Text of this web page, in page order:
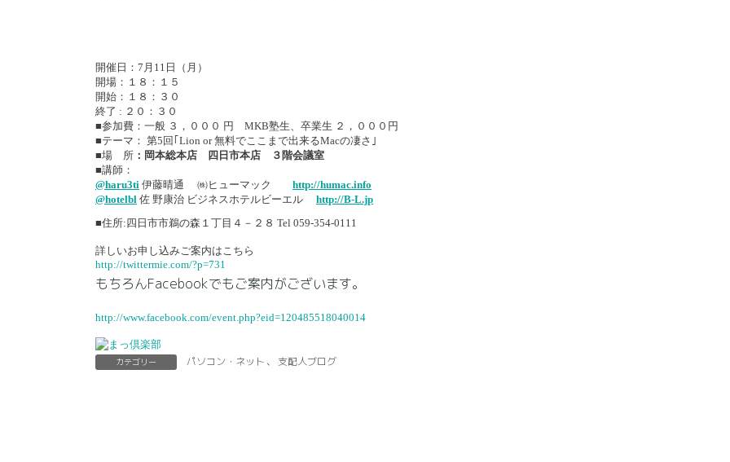
開催日：7月11日（月）
開場：１８：１５
開始：１８：３０
終了 : ２０：３０
■参加費：一般 ３，０００ 円 MKB塾生、卒業生 ２，０００円
■テーマ： 第5回｢Lion or 無料でここまで出来るMacの凄さ｣
■場 所 ：岡本総本店 四日市本店 ３階会議室
■講師：
@haru3ti 伊藤晴通 ㈱ヒューマック http://humac.info
@hotelbl 佐 野康治 ビジネスホテルビーエル http://B-L.jp
■住所:四日市市鵜の森１丁目４－２８ Tel 059-354-0111
詳しいお申し込みご案内はこちら
http://twittermie.com/?p=731
もちろんFacebookでもご案内がございます。
http://www.facebook.com/event.php?eid=120485518040014
カテゴリー パソコン・ネット 、 支配人ブログ